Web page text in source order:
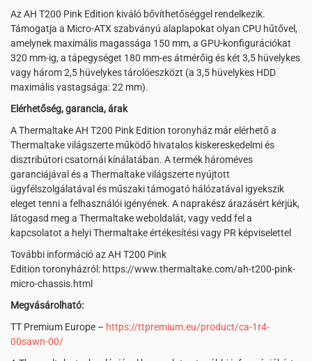
Az AH T200 Pink Edition kiváló bővíthetőséggel rendelkezik.
Támogatja a Micro-ATX szabványú alaplapokat olyan CPU hűtővel,
amelynek maximális magassága 150 mm, a GPU-konfigurációkat
320 mm-ig, a tápegységet 180 mm-es átmérőig és két 3,5 hüvelykes
vagy három 2,5 hüvelykes tárolóeszközt (a 3,5 hüvelykes HDD
maximális vastagsága: 22 mm).
Elérhetőség, garancia, árak
A Thermaltake AH T200 Pink Edition toronyház már elérhető a
Thermaltake világszerte működő hivatalos kiskereskedelmi és
disztribútori csatornái kínálatában. A termék hároméves
garanciájával és a Thermaltake világszerte nyújtott
ügyfélszolgálatával és műszaki támogató hálózatával igyekszik
eleget tenni a felhasználói igényének. A naprakész árazásért kérjük,
látogasd meg a Thermaltake weboldalát, vagy vedd fel a
kapcsolatot a helyi Thermaltake értékesítési vagy PR képviselettel
További információ az AH T200 Pink
Edition toronyházról: https://www.thermaltake.com/ah-t200-pink-
micro-chassis.html
Megvásárolható:
TT Premium Europe – https://ttpremium.eu/product/ca-1r4-
00sawn-00/​​​​​​​